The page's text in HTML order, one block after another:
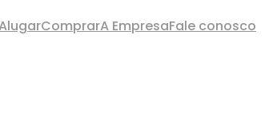
ComprarA EmpresaFale conosco